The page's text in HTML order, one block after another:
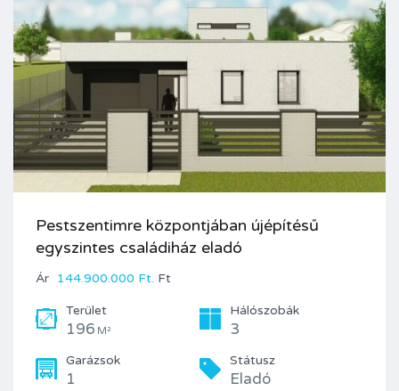
Pestszentimre központjában újépítésű
egyszintes családiház eladó
Ár 144.900.000 Ft. Ft
Terület
196 M²
Hálószobák
3
Garázsok
1
Státusz
Eladó